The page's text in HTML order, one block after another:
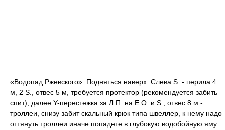
«Водопад Ржевского». Подняться наверх. Слева S. - перила 4
м, 2 S., отвес 5 м, требуется протектор (рекомендуется забить
спит), далее Y-перестежка за Л.П. на Е.О. и S., отвес 8 м -
троллеи, снизу забит скальный крюк типа швеллер, к нему надо
оттянуть троллеи иначе попадете в глубокую водобойную яму.